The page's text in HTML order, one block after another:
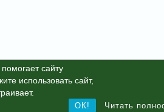
сайту
использовать сайт,
ОК! Читать
and the Google